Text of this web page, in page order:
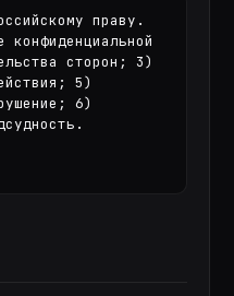
праву.
сторон; 3)
5)
6)